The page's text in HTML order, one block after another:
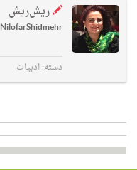
ریش‌ریش
NilofarShidmehr
دسته:ادبیات